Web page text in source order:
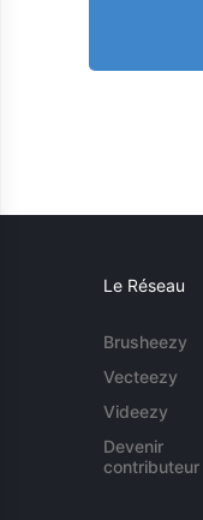
Le Réseau
Brusheezy
Vecteezy
Videezy
Devenir
contributeur